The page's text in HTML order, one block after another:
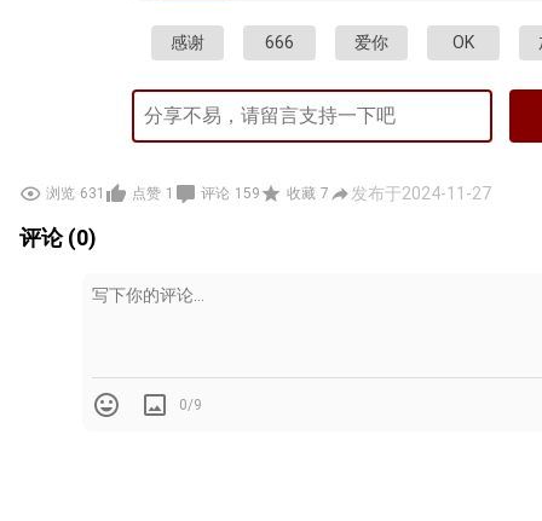
感谢 666 爱你 OK
浏览 631 点赞 1 评论 159 收藏 7 发布于2024-11-27
评论 (0)
0/9